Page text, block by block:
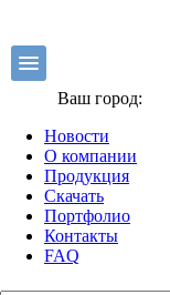
Ваш город:
Новости
О компании
Продукция
Скачать
Портфолио
Контакты
FAQ